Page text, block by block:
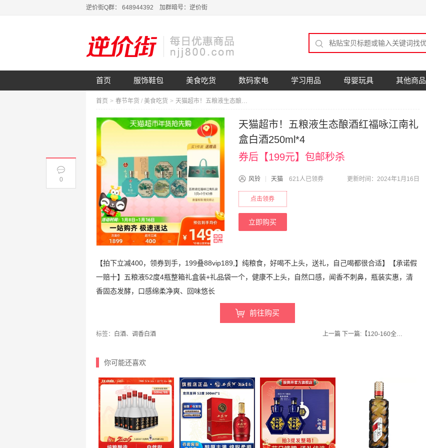
逆价街Q群： 648944392 加群暗号：逆价街
首页 服饰鞋包 美食吃货 数码家电 学习用品 母婴玩具 其他商品
首页 > 春节年货 / 美食吃货 > 天猫超市！五粮液生态酿酒红福咏江南礼盒白酒250ml*4
天猫超市！五粮液生态酿酒红福咏江南礼
盒白酒250ml*4
券后【199元】包邮秒杀
风铃 天猫 621人已领券 更新时间：2024年1月16日
点击领券
立即购买
【拍下立减400，领券到手，199叠88vip189,】纯粮食，好喝不上头，送礼，自己喝都很合适】【承诺假
一赔十】五粮液52度4瓶整箱礼盒装+礼品袋一个，健康不上头，自然口感，闻香不刺鼻，瓶装实惠，清
香固态发酵，口感绵柔净爽、回味悠长
前往购买
标签： 白酒、 调香白酒 上一篇 下一篇: 【120-160全尺寸】凡花雨旗舰店！儿童羊羔绒一体绒休闲裤
你可能还喜欢
0